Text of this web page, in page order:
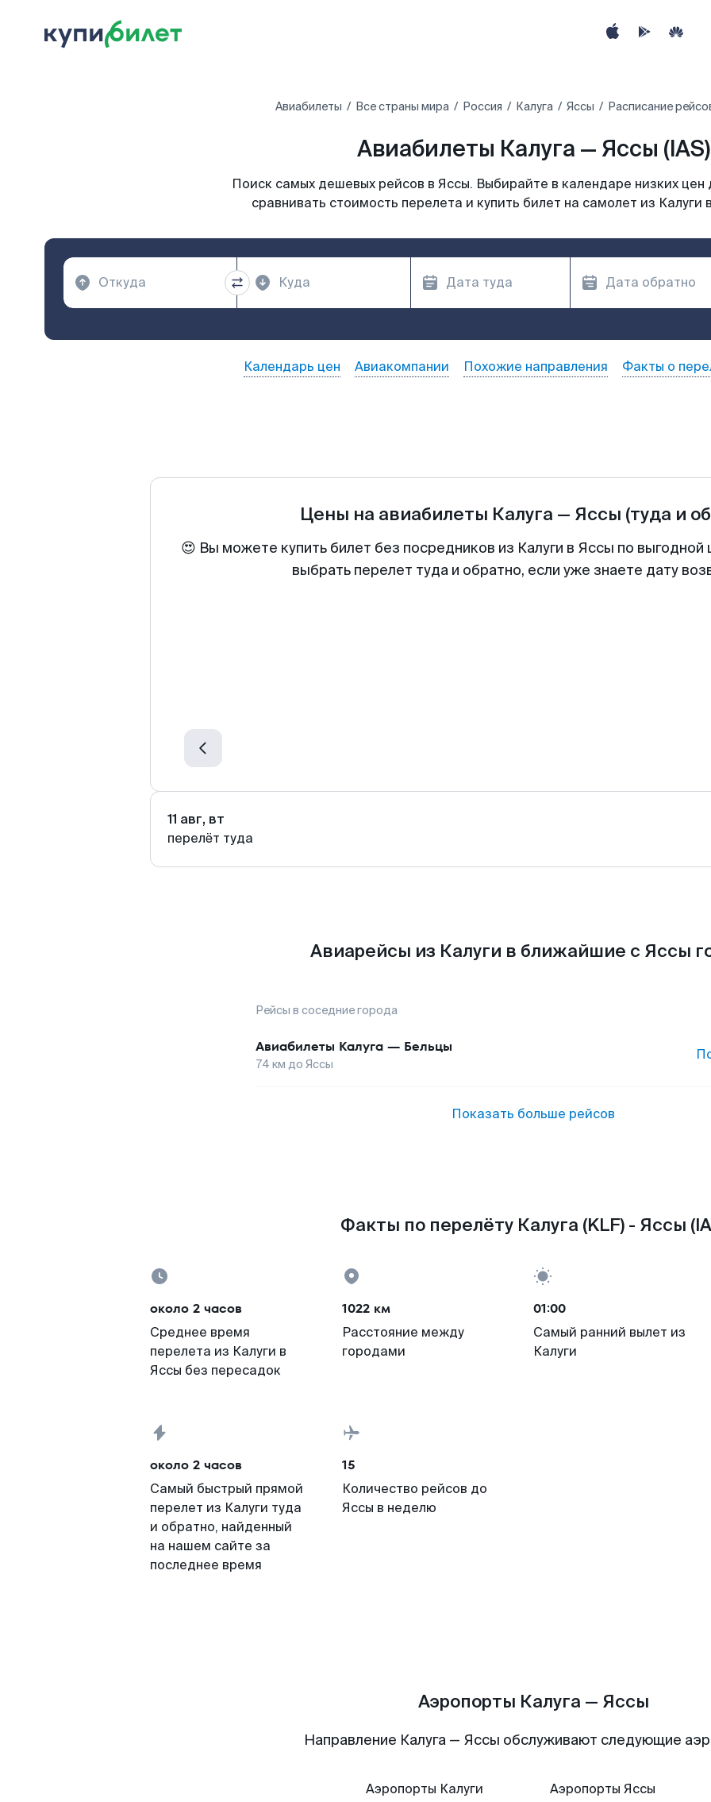
Авиабилеты Все страны мира Россия Калуга Яссы Расписание
Авиабилеты Калуга — Яссы (IAS)
Поиск самых дешевых рейсов в Яссы. Выбирайте в календаре низких цен
сравнивать стоимость перелета и купить билет на самолет из Калуги
Календарь цен Авиакомпании Похожие направления Факты о
Цены на авиабилеты Калуга — Яссы (туда и
😍 Вы можете купить билет без посредников из Калуги в Яссы по
выбрать перелет туда и обратно, если уже знаете дату
11 авг, вт
перелёт туда
Авиарейсы из Калуги в ближайшие с Яссы
Рейсы в соседние города
Авиабилеты Калуга — Бельцы
74 км до Яссы
Показать больше рейсов
Факты по перелёту Калуга (KLF) - Яссы
около 2 часов
Среднее время
перелета из Калуги в
Яссы без пересадок
1022 км
Расстояние между
городами
01:00
Самый ранний вылет из
Калуги
около 2 часов
Самый быстрый прямой
перелет из Калуги туда
и обратно, найденный
на нашем сайте за
последнее время
15
Количество рейсов до
Яссы в неделю
Аэропорты Калуга — Яссы
Направление Калуга — Яссы обслуживают следующие
Аэропорты Калуги
Аэропорты Яссы